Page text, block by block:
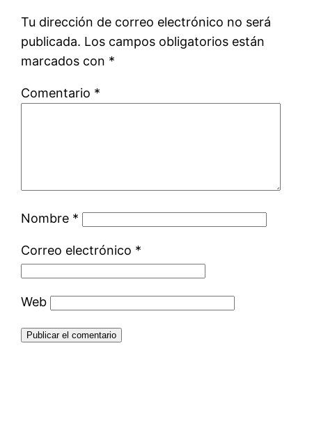
Tu dirección de correo electrónico no será
publicada. Los campos obligatorios están
marcados con *
Comentario *
Nombre *
Correo electrónico *
Web